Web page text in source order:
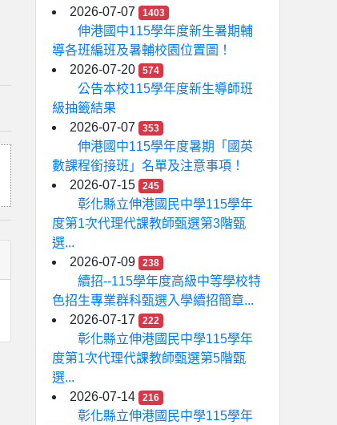
2026-07-07
1403
伸港國中115學年度新生暑期輔
導各班編班及暑輔校園位置圖！
2026-07-20
574
公告本校115學年度新生導師班
級抽籤結果
2026-07-07
353
伸港國中115學年度暑期「國英
數課程銜接班」名單及注意事項！
2026-07-15
245
彰化縣立伸港國民中學115學年
度第1次代理代課教師甄選第3階甄
選...
2026-07-09
238
續招--115學年度高級中等學校特
色招生專業群科甄選入學續招簡章...
2026-07-17
222
彰化縣立伸港國民中學115學年
度第1次代理代課教師甄選第5階甄
選...
2026-07-14
216
彰化縣立伸港國民中學115學年